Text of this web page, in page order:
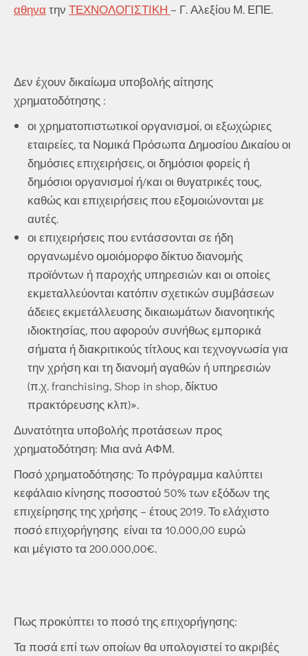
αθηνατην ΤΕΧΝΟΛΟΓΙΣΤΙΚΗ – Γ. Αλεξίου Μ. ΕΠΕ.
Δεν έχουν δικαίωμα υποβολής αίτησης
χρηματοδότησης :
οι χρηματοπιστωτικοί οργανισμοί, οι εξωχώριες
εταιρείες, τα Νομικά Πρόσωπα Δημοσίου Δικαίου οι
δημόσιες επιχειρήσεις, οι δημόσιοι φορείς ή
δημόσιοι οργανισμοί ή/και οι θυγατρικές τους,
καθώς και επιχειρήσεις που εξομοιώνονται με
αυτές.
οι επιχειρήσεις που εντάσσονται σε ήδη
οργανωμένο ομοιόμορφο δίκτυο διανομής
προϊόντων ή παροχής υπηρεσιών και οι οποίες
εκμεταλλεύονται κατόπιν σχετικών συμβάσεων
άδειες εκμετάλλευσης δικαιωμάτων διανοητικής
ιδιοκτησίας, που αφορούν συνήθως εμπορικά
σήματα ή διακριτικούς τίτλους και τεχνογνωσία για
την χρήση και τη διανομή αγαθών ή υπηρεσιών
(π.χ. franchising, Shop in shop, δίκτυο
πρακτόρευσης κλπ)».
Δυνατότητα υποβολής προτάσεων προς
χρηματοδότηση: Μια ανά ΑΦΜ.
Ποσό χρηματοδότησης: Το πρόγραμμα καλύπτει
κεφάλαιο κίνησης ποσοστού 50% των εξόδων της
επιχείρησης της χρήσης – έτους 2019. Το ελάχιστο
ποσό επιχορήγησης είναι τα 10.000,00 ευρώ
και μέγιστο τα 200.000,00€.
Πως προκύπτει το ποσό της επιχορήγησης:
Τα ποσά επί των οποίων θα υπολογιστεί το ακριβές